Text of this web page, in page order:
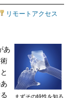
リモートアクセス
まずその特性を知る
あ